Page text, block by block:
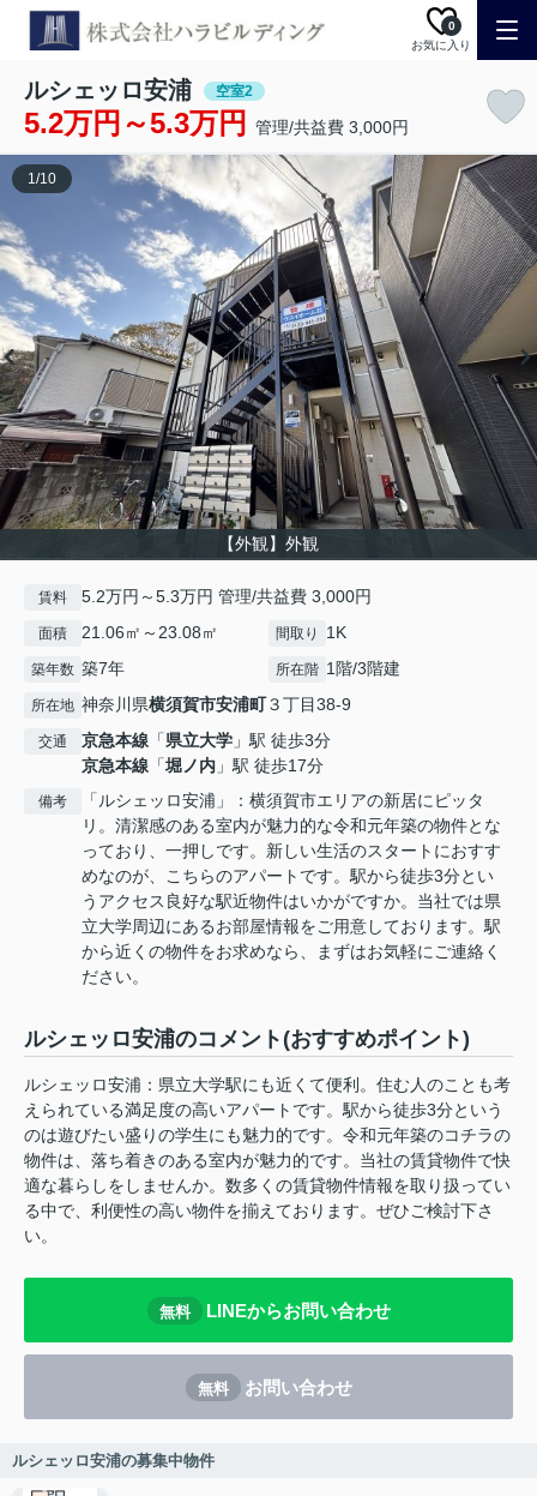
お気に入り
0
ルシェッロ安浦 空室2
5.2万円～5.3万円 管理/共益費 3,000円
【外観】外観
1/10
賃料 5.2万円～5.3万円 管理/共益費 3,000円
面積 21.06㎡～23.08㎡ 間取り 1K
築年数 築7年 所在階 1階/3階建
所在地 神奈川県横須賀市安浦町３丁目38‐9
交通 京急本線 「県立大学 」駅 徒歩3分
京急本線 「堀ノ内 」駅 徒歩17分
備考
「ルシェッロ安浦」：横須賀市エリアの新居にピッタ
リ。清潔感のある室内が魅力的な令和元年築の物件とな
っており、一押しです。新しい生活のスタートにおすす
めなのが、こちらのアパートです。駅から徒歩3分とい
うアクセス良好な駅近物件はいかがですか。当社では県
立大学周辺にあるお部屋情報をご用意しております。駅
から近くの物件をお求めなら、まずはお気軽にご連絡く
ださい。
ルシェッロ安浦のコメント(おすすめポイント)
ルシェッロ安浦：県立大学駅にも近くて便利。住む人のことも考
えられている満足度の高いアパートです。駅から徒歩3分という
のは遊びたい盛りの学生にも魅力的です。令和元年築のコチラの
物件は、落ち着きのある室内が魅力的です。当社の賃貸物件で快
適な暮らしをしませんか。数多くの賃貸物件情報を取り扱ってい
る中で、利便性の高い物件を揃えております。ぜひご検討下さ
い。
無料 LINEからお問い合わせ
無料 お問い合わせ
ルシェッロ安浦の募集中物件